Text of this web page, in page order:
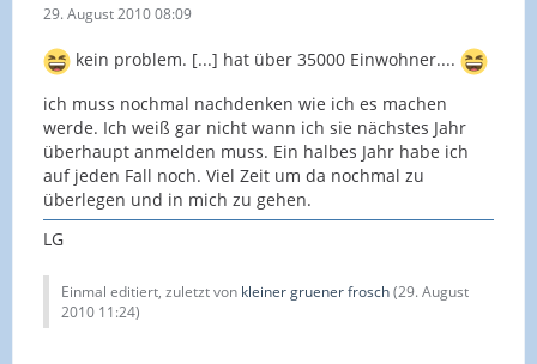
29. August 2010 08:09
kein problem. [...] hat über 35000 Einwohner....
ich muss nochmal nachdenken wie ich es machen
werde. Ich weiß gar nicht wann ich sie nächstes Jahr
überhaupt anmelden muss. Ein halbes Jahr habe ich
auf jeden Fall noch. Viel Zeit um da nochmal zu
überlegen und in mich zu gehen.
LG
Einmal editiert, zuletzt von kleiner gruener frosch(29. August
2010 11:24)